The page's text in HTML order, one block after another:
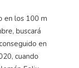
en los 100 m
buscará
en
cuando